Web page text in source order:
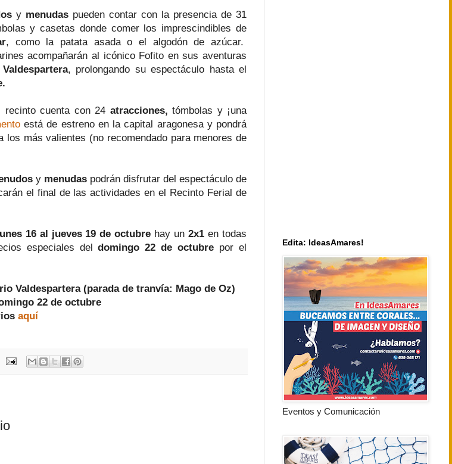
y menudas pueden contar con la presencia de 31
y casetas donde comer los imprescindibles de
, como la patata asada o el algodón de azúcar.
acompañarán al icónico Fofito en sus aventuras
, prolongando su espectáculo hasta el
recinto cuenta con 24 atracciones, tómbolas y ¡una
está de estreno en la capital aragonesa y pondrá
los más valientes (no recomendado para menores de
y menudas podrán disfrutar del espectáculo de
el final de las actividades en el Recinto Ferial de
16 al jueves 19 de octubre hay un 2x1en todas
especiales deldomingo 22 de octubre por el
Valdespartera (parada de tranvía: Mago de Oz)
22 de octubre
aquí
Edita: IdeasAmares!
Eventos y Comunicación